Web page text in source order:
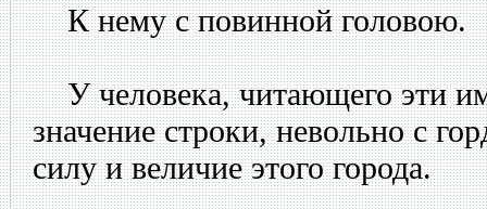
К нему с повинной головою.
У человека, читающего эти
значение строки, невольно с
силу и величие этого города.